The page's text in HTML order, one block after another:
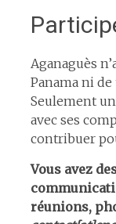
Aganaguès
Panama ni
Seulement
avec ses
contribuer
Vous avez
réunions,